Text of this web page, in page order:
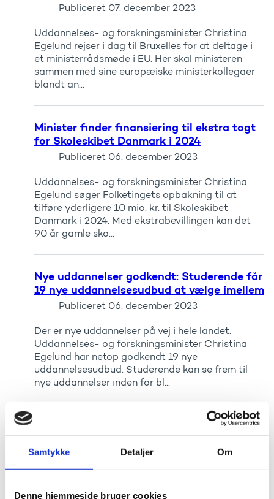
Samtykke Detaljer Om
Denne hjemmeside bruger cookies
Publiceret 07. december 2023
Uddannelses- og forskningsminister Christina
Egelund rejser i dag til Bruxelles for at deltage i
et ministerrådsmøde i EU. Her skal ministeren
sammen med sine europæiske ministerkollegaer
blandt an...
Minister finder finansiering til ekstra togt
for Skoleskibet Danmark i 2024
Publiceret 06. december 2023
Uddannelses- og forskningsminister Christina
Egelund søger Folketingets opbakning til at
tilføre yderligere 10 mio. kr. til Skoleskibet
Danmark i 2024. Med ekstrabevillingen kan det
90 år gamle sko...
Nye uddannelser godkendt: Studerende får
19 nye uddannelsesudbud at vælge imellem
Publiceret 06. december 2023
Der er nye uddannelser på vej i hele landet.
Uddannelses- og forskningsminister Christina
Egelund har netop godkendt 19 nye
uddannelsesudbud. Studerende kan se frem til
nye uddannelser inden for bl...
Minister: Internationalt samarbejde er
vigtigere end nogensinde
Publiceret 22. november 2023
Christina Egelund årets konference om